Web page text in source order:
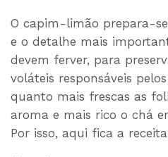
O capim-limão prepara-
e o detalhe mais
devem ferver, para
voláteis responsáveis
quanto mais frescas as
aroma e mais rico o chá
Por isso, aqui fica a